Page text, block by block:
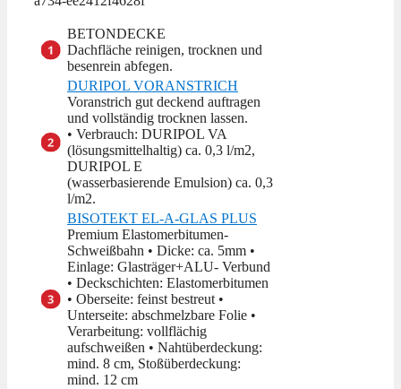
BETONDECKE
Dachfläche reinigen, trocknen und
besenrein abfegen.
DURIPOL VORANSTRICH
Voranstrich gut deckend auftragen
und vollständig trocknen lassen.
• Verbrauch: DURIPOL VA
(lösungsmittelhaltig) ca. 0,3 l/m2,
DURIPOL E
(wasserbasierende Emulsion) ca. 0,3
l/m2.
BISOTEKT EL-A-GLAS PLUS
Premium Elastomerbitumen-
Schweißbahn • Dicke: ca. 5mm •
Einlage: Glasträger+ALU- Verbund
• Deckschichten: Elastomerbitumen
• Oberseite: feinst bestreut •
Unterseite: abschmelzbare Folie •
Verarbeitung: vollflächig
aufschweißen • Nahtüberdeckung:
mind. 8 cm, Stoßüberdeckung:
mind. 12 cm